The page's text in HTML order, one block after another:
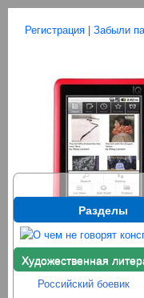
Регистрация | Забыли
Разделы
Художественная
Российский боевик